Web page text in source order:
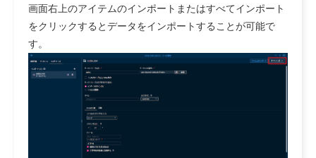
画面右上のアイテムのインポートまたはすべてインポート
をクリックするとデータをインポートすることが可能で
す。